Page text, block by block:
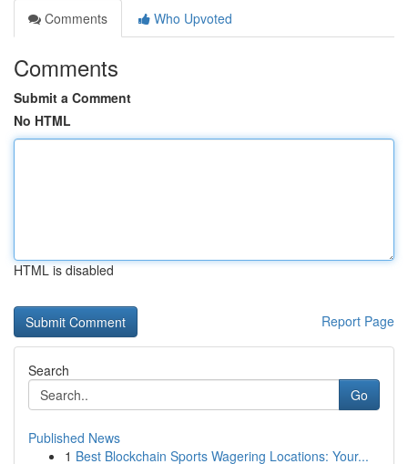
Comments
Who Upvoted
Comments
Submit a Comment
No HTML
HTML is disabled
Report Page
Search
Go
Published News
1 Best Blockchain Sports Wagering Locations: Your...